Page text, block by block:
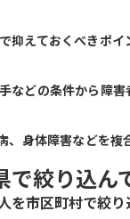
抑えておくべきポイ
などの条件から障害
、身体障害などを
で絞り込ん
を市区町村で絞り